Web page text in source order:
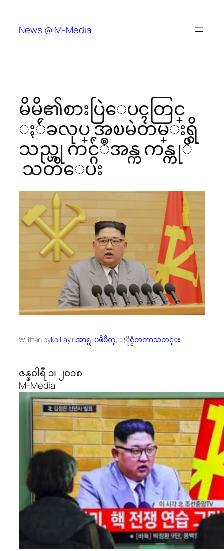
content
News @ M-Media
မိမိ၏စားပြဲေပၚတြင္
ႏ်ဴခလုပ္ အၿမဲတမ္းရွိ
သည္ဟု ကင္ဂ်ံဳအန္က ကန္ကုိ
သတိေပး
Written byKo Layinအာရွ-ပဖိဖိတ္, ႏိုင္ငံတကာသတင္း
ဇန္န၀ါရီ ၁၊ ၂၀၁၈
M-Media